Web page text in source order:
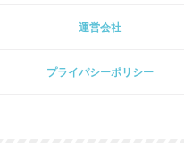
運営会社
プライパシーポリシー